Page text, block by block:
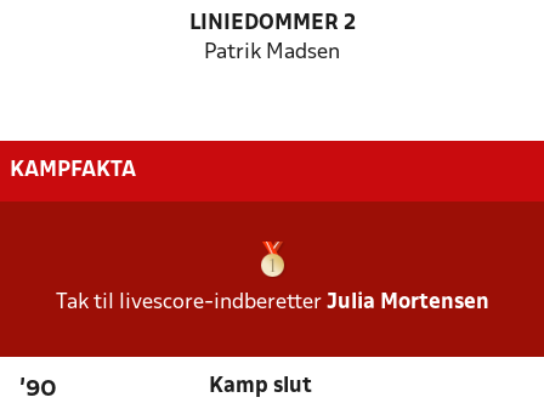
LINIEDOMMER 2
Patrik Madsen
KAMPFAKTA
Tak til livescore-indberetter Julia Mortensen
'90 Kamp slut